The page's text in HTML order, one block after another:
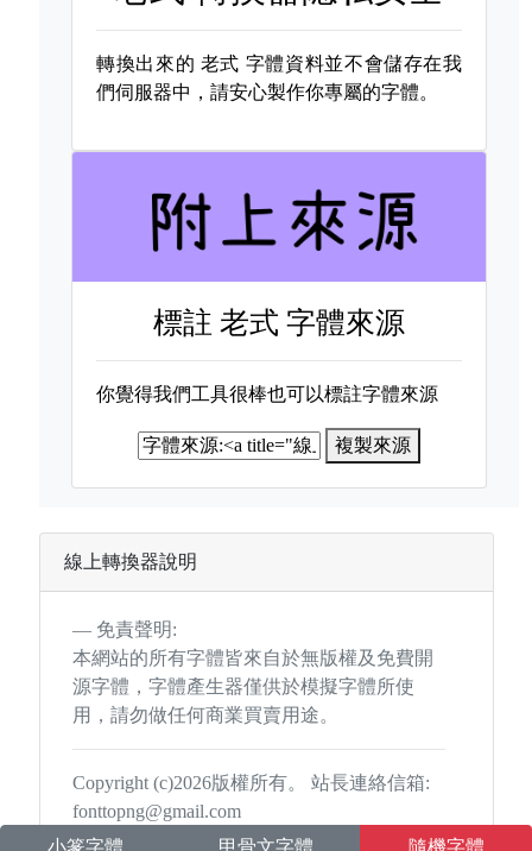
轉換出來的 老式 字體資料並不會儲存在我
們伺服器中，請安心製作你專屬的字體。
標註老式 字體來源
你覺得我們工具很棒也可以標註字體來源
複製來源
線上轉換器說明
免責聲明:
本網站的所有字體皆來自於無版權及免費開
源字體，字體產生器僅供於模擬字體所使
用，請勿做任何商業買賣用途。
Copyright (c)2026版權所有。 站長連絡信箱:
fonttopng@gmail.com
小篆字體
甲骨文字體 隨機字體